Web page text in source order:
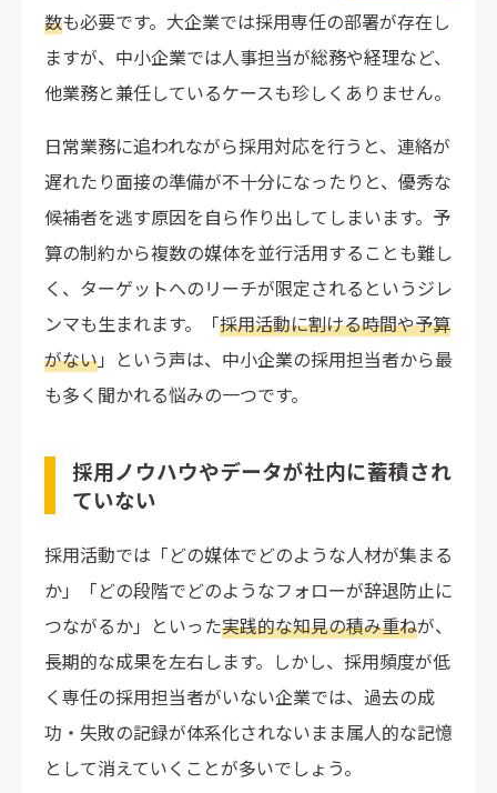
数も必要です。大企業では採用専任の部署が存在し
ますが、中小企業では人事担当が総務や経理など、
他業務と兼任しているケースも珍しくありません。
日常業務に追われながら採用対応を行うと、連絡が
遅れたり面接の準備が不十分になったりと、優秀な
候補者を逃す原因を自ら作り出してしまいます。予
算の制約から複数の媒体を並行活用することも難し
く、ターゲットへのリーチが限定されるというジレ
ンマも生まれます。「採用活動に割ける時間や予算
がない」という声は、中小企業の採用担当者から最
も多く聞かれる悩みの一つです。
採用ノウハウやデータが社内に蓄積され
ていない
採用活動では「どの媒体でどのような人材が集まる
か」「どの段階でどのようなフォローが辞退防止に
つながるか」といった実践的な知見の積み重ねが、
長期的な成果を左右します。しかし、採用頻度が低
く専任の採用担当者がいない企業では、過去の成
功・失敗の記録が体系化されないまま属人的な記憶
として消えていくことが多いでしょう。